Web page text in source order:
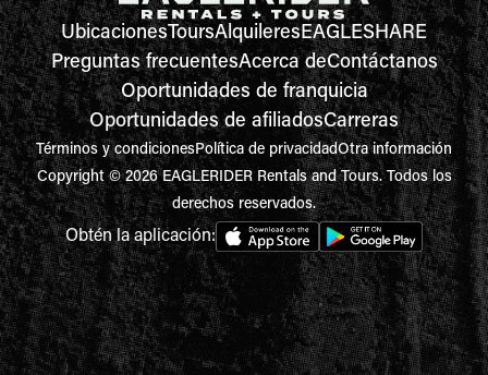
UbicacionesToursAlquileresEAGLESHARE
Preguntas frecuentesAcerca deContáctanos
Oportunidades de franquicia
Oportunidades de afiliadosCarreras
Términos y condicionesPolítica de privacidadOtra información
Copyright © 2026 EAGLERIDER Rentals and Tours. Todos los
derechos reservados.
Obtén la aplicación: